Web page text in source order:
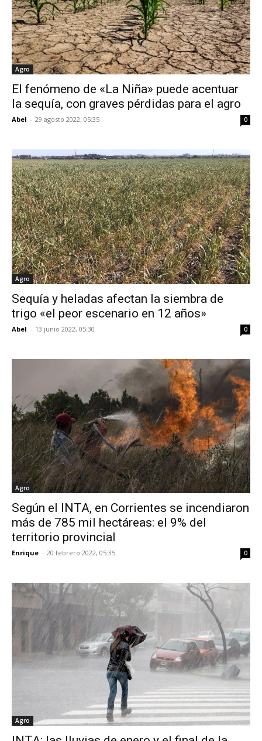
Agro
El fenómeno de «La Niña» puede acentuar
la sequía, con graves pérdidas para el agro
Abel - 29 agosto 2022, 05:35 0
Agro
Sequía y heladas afectan la siembra de
trigo «el peor escenario en 12 años»
Abel - 13 junio 2022, 05:30 0
Agro
Según el INTA, en Corrientes se incendiaron
más de 785 mil hectáreas: el 9% del
territorio provincial
Enrique - 20 febrero 2022, 05:35 0
Agro